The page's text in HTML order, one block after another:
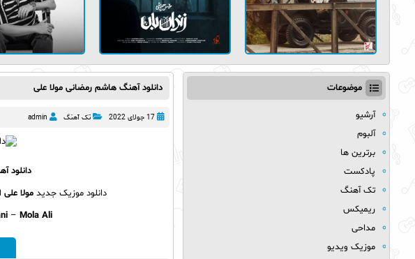
دانلود آهنگ هاشم رمضانی مولا علی
17 جولای 2022 تک آهنگ admin
دانلود
دانلود موزیک جديد مولا علی
– Mola Ali
موضوعات
آرشیو
آلبوم
برترین ها
پادکست
تک آهنگ
ریمیکس
مداحی
موزیک ویدیو